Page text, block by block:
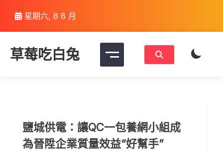
content
星期六, 8 8 月
草莓吃白兔
鹽城供電：讓QC一包養網小組成
為晉陞企業質量效益“好幫手”